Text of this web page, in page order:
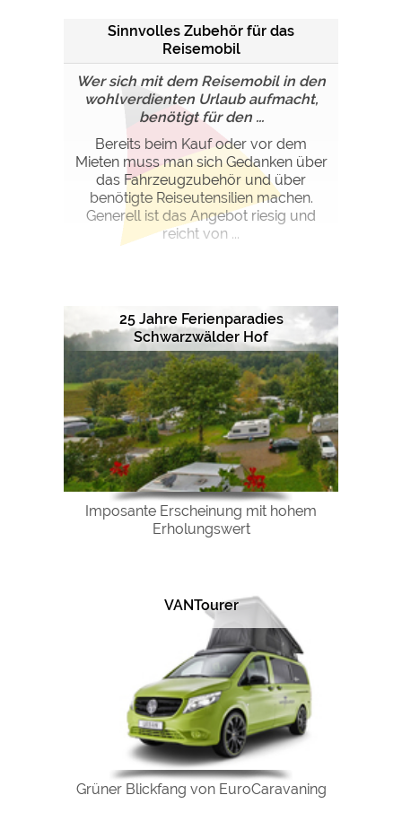
Sinnvolles Zubehör für das
Reisemobil
Wer sich mit dem Reisemobil in den
wohlverdienten Urlaub aufmacht,
benötigt für den ...
Bereits beim Kauf oder vor dem
Mieten muss man sich Gedanken über
das Fahrzeugzubehör und über
benötigte Reiseutensilien machen.
Generell ist das Angebot riesig und
reicht von ...
25 Jahre Ferienparadies
Schwarzwälder Hof
Imposante Erscheinung mit hohem
Erholungswert
VANTourer
Grüner Blickfang von EuroCaravaning
Die Cookieeinstellungen können jeder Zeit im Footer
über "COOKIES" geändert werden!